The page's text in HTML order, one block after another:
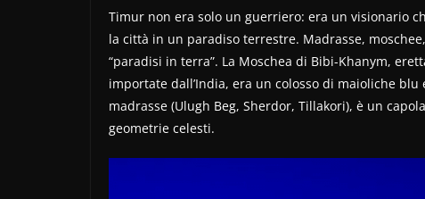
Timur non era solo un guerriero: era un visionario
la città in un paradiso terrestre. Madrasse,
“paradisi in terra”. La Moschea di Bibi-Khanym,
importate dall’India, era un colosso di maioliche
madrasse (Ulugh Beg, Sherdor, Tillakori), è un
geometrie celesti.